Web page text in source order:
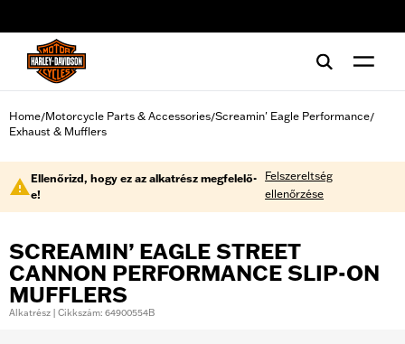
Home/Motorcycle Parts & Accessories/Screamin' Eagle Performance/
Exhaust & Mufflers
Ellenőrizd, hogy ez az alkatrész megfelelő-
e!
Felszereltség
ellenőrzése
SCREAMIN’ EAGLE STREET
CANNON PERFORMANCE SLIP-ON
MUFFLERS
Alkatrész | Cikkszám: 64900554B